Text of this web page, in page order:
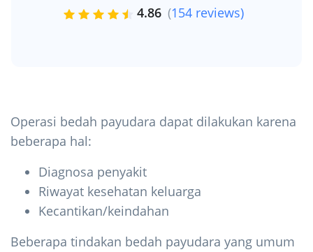
4.86 (154 reviews)
Operasi bedah payudara dapat dilakukan karena
beberapa hal:
Diagnosa penyakit
Riwayat kesehatan keluarga
Kecantikan/keindahan
Beberapa tindakan bedah payudara yang umum